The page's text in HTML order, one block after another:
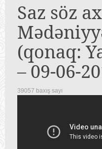
Saz söz
(qonaq:
– 09-06-
39057 baxış sayı